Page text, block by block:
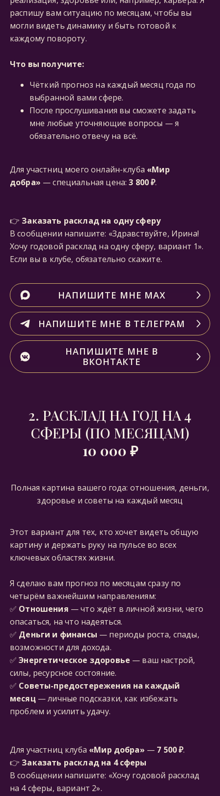
распишу вам ситуацию по месяцам, чтобы вы
могли видеть динамику и быть готовой к
каждому повороту.
Что вы получите:
Чёткий прогноз на каждый месяц года по
выбранной вами сфере.
После прослушивания вы сможете задать
мне любые уточняющие вопросы — я
обязательно отвечу на всё.
Для участниц моего онлайн-клуба «Мир
добра» — специальная цена:3 800 ₽.
👉 Заказать расклад на одну сферу
В сообщении напишите: «Здравствуйте, Ирина!
Хочу годовой расклад на одну сферу, вариант 1».
Если вы в клубе, обязательно скажите.
НАПИШИТЕ МНЕ МАХ
НАПИШИТЕ МНЕ В ТЕЛЕГРАМ
НАПИШИТЕ МНЕ В
ВКОНТАКТЕ
2. РАСКЛАД НА ГОД НА 4
СФЕРЫ (ПО МЕСЯЦАМ)
10 000 ₽
Полная картина вашего года: отношения, деньги,
здоровье и советы на каждый месяц
Этот вариант для тех, кто хочет видеть общую
картину и держать руку на пульсе во всех
ключевых областях жизни.
Я сделаю вам прогноз по месяцам сразу по
четырём важнейшим направлениям:
✅ Отношения — что ждёт в личной жизни, чего
опасаться, на что надеяться.
✅ Деньги и финансы — периоды роста, спады,
возможности для дохода.
✅Энергетическое здоровье — ваш настрой,
силы, ресурсное состояние.
✅ Советы-предостережения на каждый
месяц— личные подсказки, как избежать
проблем и усилить удачу.
Для участниц клуба «Мир добра» — 7 500 ₽.
👉 Заказать расклад на 4 сферы
В сообщении напишите: «Хочу годовой расклад
на 4 сферы, вариант 2».